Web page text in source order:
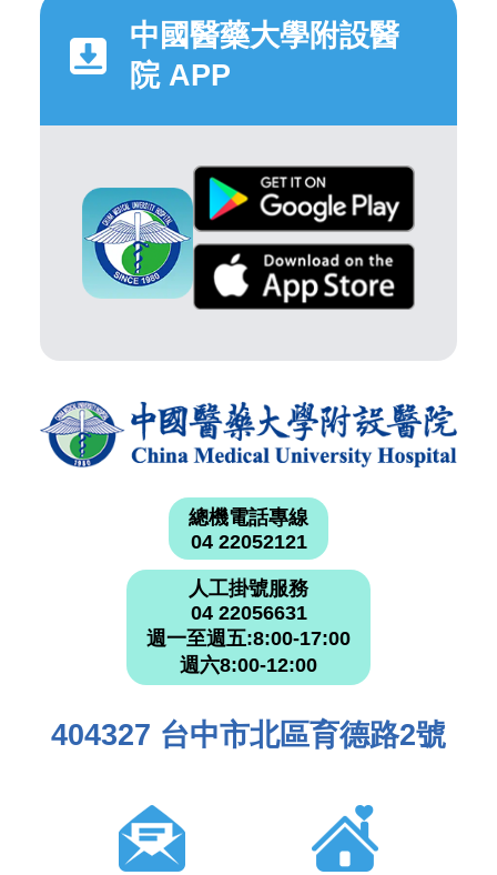
中國醫藥大學附設醫
院 APP
總機電話專線
04 22052121
人工掛號服務
04 22056631
週一至週五:8:00-17:00
週六8:00-12:00
404327 台中市北區育德路2號